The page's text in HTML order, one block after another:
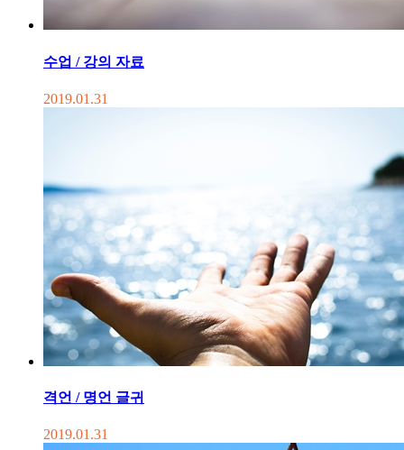
수업 / 강의 자료
2019.01.31
격언 / 명언 글귀
2019.01.31